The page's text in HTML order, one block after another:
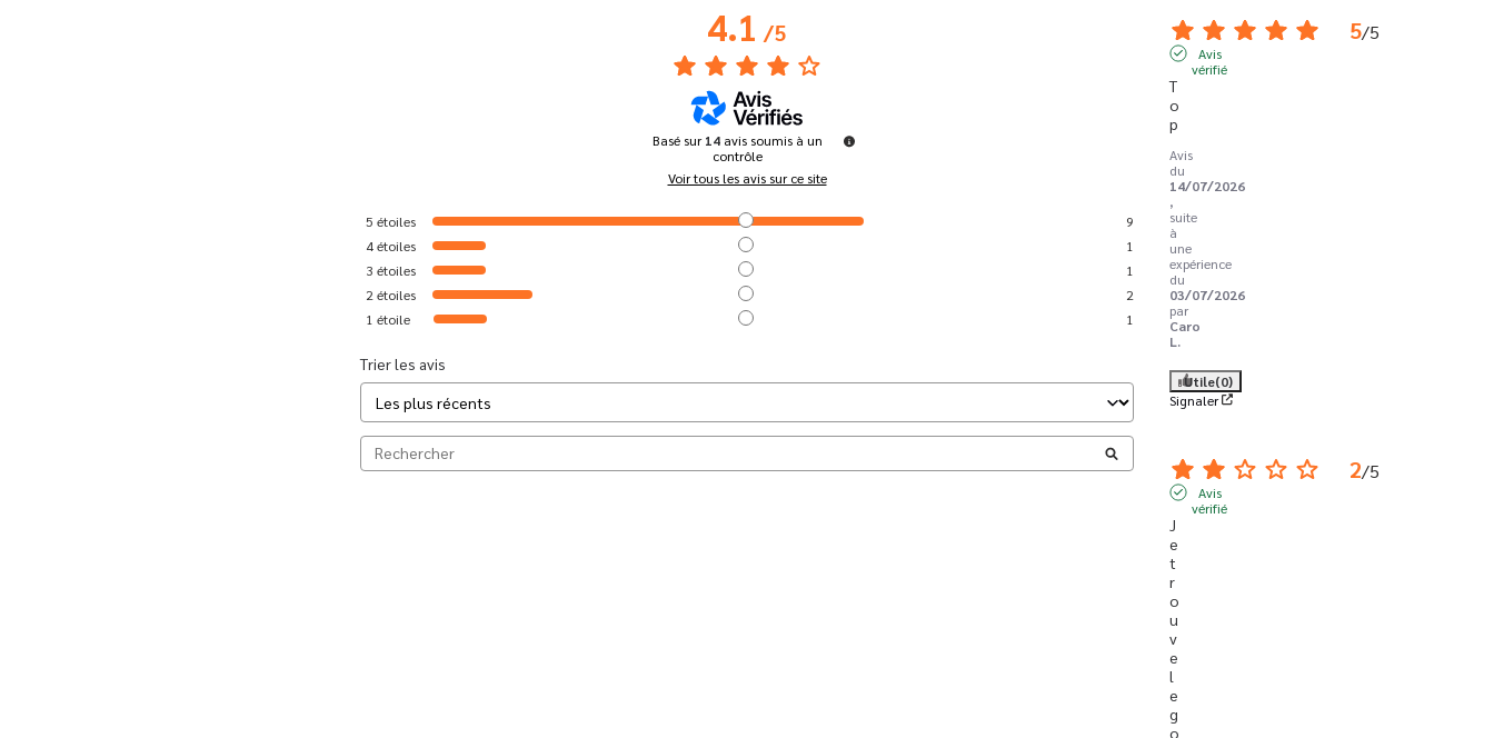
4.1/5
Basé sur14 avis soumis à un
contrôle
Voir tous les avis sur ce site
5 étoiles
9
4étoiles
1
3 étoiles
1
2 étoiles
2
1 étoile 1
Trier les avis
5/5
Avis
vérifié
T
o
p
Avis
du
14/07/2026
,
suite
à
une
expérience
du
03/07/2026
par
Caro
L.
Utile(0)
Signaler
2/5
Avis
vérifié
J
e
t
r
o
u
v
e
l
e
g
o